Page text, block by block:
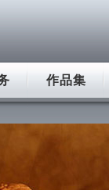
作品集